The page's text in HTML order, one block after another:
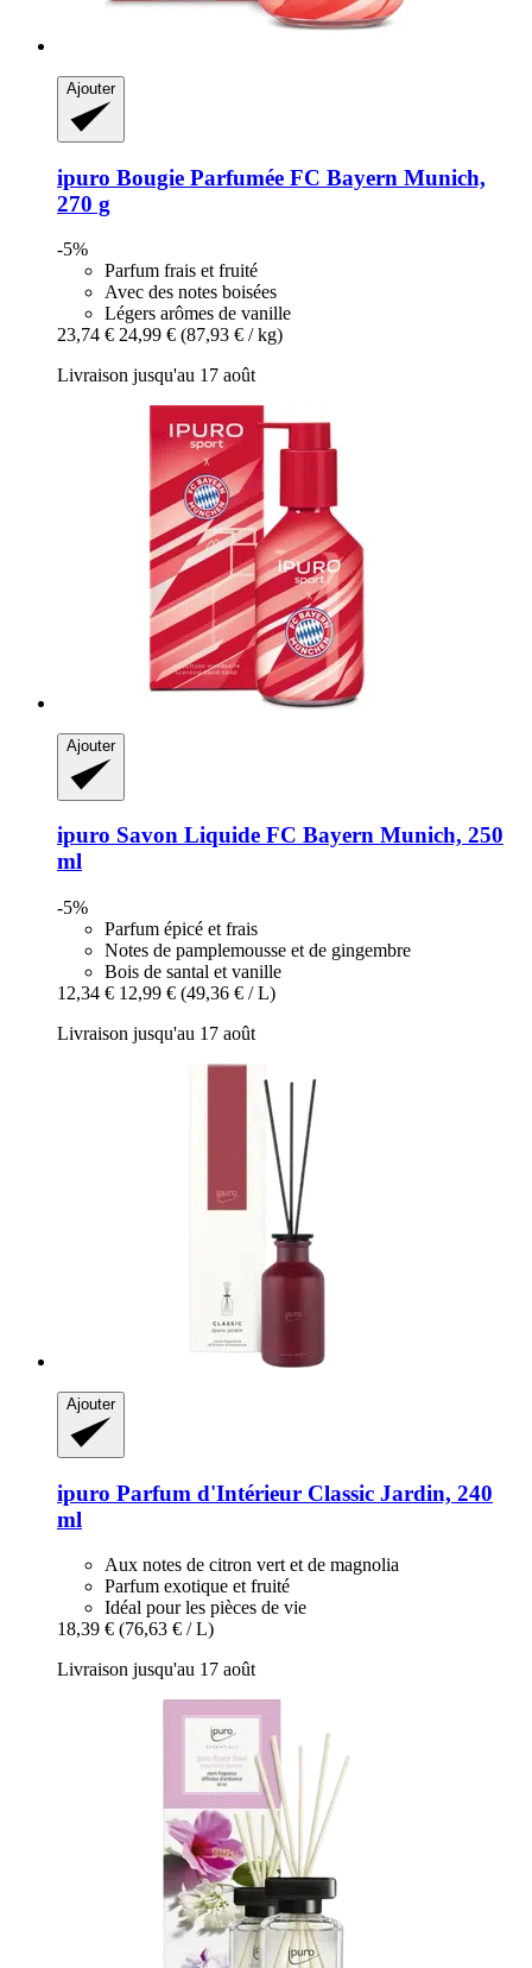
Ajouter
ipuro Bougie Parfumée FC Bayern Munich,
270 g
-5%
Parfum frais et fruité
Avec des notes boisées
Légers arômes de vanille
23,74 € 24,99 € (87,93 € / kg)
Livraison jusqu'au 17 août
Ajouter
ipuro Savon Liquide FC Bayern Munich, 250
ml
-5%
Parfum épicé et frais
Notes de pamplemousse et de gingembre
Bois de santal et vanille
12,34 € 12,99 € (49,36 € / L)
Livraison jusqu'au 17 août
Ajouter
ipuro Parfum d'Intérieur Classic Jardin, 240
ml
Aux notes de citron vert et de magnolia
Parfum exotique et fruité
Idéal pour les pièces de vie
18,39 € (76,63 € / L)
Livraison jusqu'au 17 août